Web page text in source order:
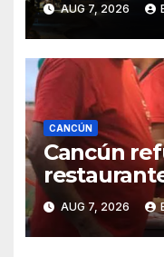
AUG 7, 2026
CANCÚN
Cancún
AUG 7, 2026